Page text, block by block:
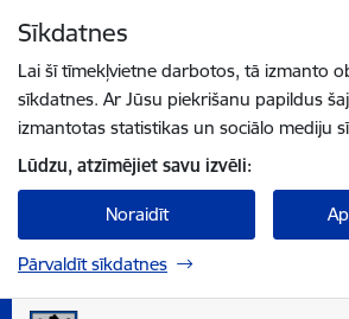
Sīkdatnes
Lai šī tīmekļvietne darbotos, tā izmanto
sīkdatnes. Ar Jūsu piekrišanu papildus
izmantotas statistikas un sociālo mediju
Lūdzu, atzīmējiet savu izvēli:
Noraidīt
Pārvaldīt sīkdatnes